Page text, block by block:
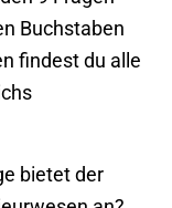
Buchstaben
findest du alle
bietet der